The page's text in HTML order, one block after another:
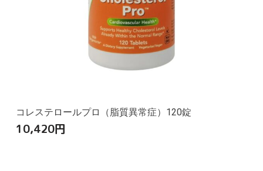
コレステロールプロ（脂質異常症）120錠
10,420円